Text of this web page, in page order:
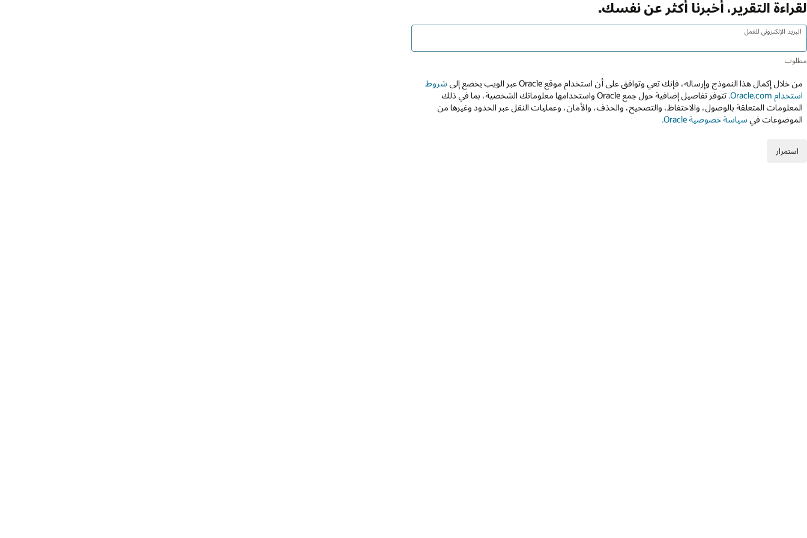
لقراءة التقرير، أخبرنا أكثر عن نفسك.
البريد الإلكتروني للعمل
من خلال إكمال هذا النموذج وإرساله، فإنك تعي وتوافق على أن استخدام موقع Oracle عبر الويب يخضع إلى
شروط
استخدام Oracle.com.
تتوفر تفاصيل إضافية حول جمع Oracle واستخدامها معلوماتك الشخصية، بما في ذلك
المعلومات المتعلقة بالوصول، والاحتفاظ، والتصحيح، والحذف، والأمان، وعمليات النقل عبر الحدود وغيرها من
الموضوعات في سياسة خصوصية Oracle.
استمرار